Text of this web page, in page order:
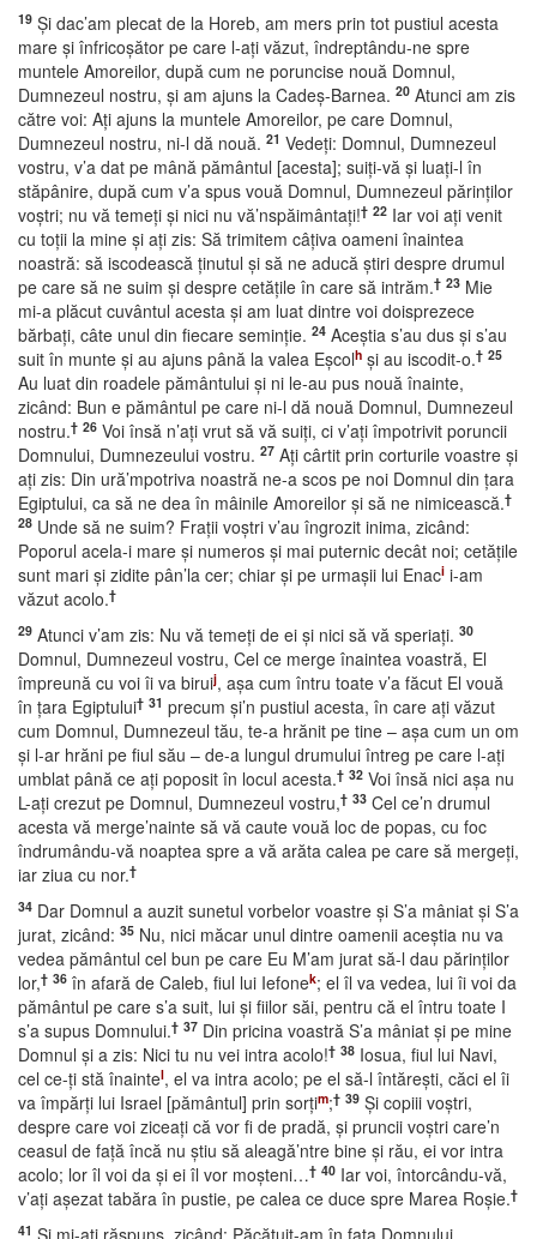
19 Şi dac’am plecat de la Horeb, am mers prin tot pustiul acesta
mare şi înfricoşător pe care l-aţi văzut, îndreptându-ne spre
muntele Amoreilor, după cum ne poruncise nouă Domnul,
Dumnezeul nostru, şi am ajuns la Cadeş-Barnea. 20 Atunci am zis
către voi: Aţi ajuns la muntele Amoreilor, pe care Domnul,
Dumnezeul nostru, ni-l dă nouă. 21 Vedeţi: Domnul, Dumnezeul
vostru, v’a dat pe mână pământul [acesta]; suiţi-vă şi luaţi-l în
stăpânire, după cum v’a spus vouă Domnul, Dumnezeul părinţilor
voştri; nu vă temeţi şi nici nu vă’nspăimântaţi!† 22 Iar voi aţi venit
cu toţii la mine şi aţi zis: Să trimitem câţiva oameni înaintea
noastră: să iscodească ţinutul şi să ne aducă ştiri despre drumul
pe care să ne suim şi despre cetăţile în care să intrăm.† 23 Mie
mi-a plăcut cuvântul acesta şi am luat dintre voi doisprezece
bărbaţi, câte unul din fiecare seminţie. 24 Aceştia s’au dus şi s’au
suit în munte şi au ajuns până la valea Eşcolh şi au iscodit-o.† 25
Au luat din roadele pământului şi ni le-au pus nouă înainte,
zicând: Bun e pământul pe care ni-l dă nouă Domnul, Dumnezeul
nostru.† 26 Voi însă n’aţi vrut să vă suiţi, ci v’aţi împotrivit poruncii
Domnului, Dumnezeului vostru. 27 Aţi cârtit prin corturile voastre şi
aţi zis: Din ură’mpotriva noastră ne-a scos pe noi Domnul din ţara
Egiptului, ca să ne dea în mâinile Amoreilor şi să ne nimicească.†
28 Unde să ne suim? Fraţii voştri v’au îngrozit inima, zicând:
Poporul acela-i mare şi numeros şi mai puternic decât noi; cetăţile
sunt mari şi zidite pân’la cer; chiar şi pe urmaşii lui Enaci i-am
văzut acolo.†
29 Atunci v’am zis: Nu vă temeţi de ei şi nici să vă speriaţi. 30
Domnul, Dumnezeul vostru, Cel ce merge înaintea voastră, El
împreună cu voi îi va biruij, aşa cum întru toate v’a făcut El vouă
în ţara Egiptului† 31 precum şi’n pustiul acesta, în care aţi văzut
cum Domnul, Dumnezeul tău, te-a hrănit pe tine – aşa cum un om
şi l-ar hrăni pe fiul său – de-a lungul drumului întreg pe care l-aţi
umblat până ce aţi poposit în locul acesta.† 32 Voi însă nici aşa nu
L-aţi crezut pe Domnul, Dumnezeul vostru,† 33 Cel ce’n drumul
acesta vă merge’nainte să vă caute vouă loc de popas, cu foc
îndrumându-vă noaptea spre a vă arăta calea pe care să mergeţi,
iar ziua cu nor.†
34 Dar Domnul a auzit sunetul vorbelor voastre şi S’a mâniat şi S’a
jurat, zicând: 35 Nu, nici măcar unul dintre oamenii aceştia nu va
vedea pământul cel bun pe care Eu M’am jurat să-l dau părinţilor
lor,† 36 în afară de Caleb, fiul lui Iefonek; el îl va vedea, lui îi voi da
pământul pe care s’a suit, lui şi fiilor săi, pentru că el întru toate I
s’a supus Domnului.† 37 Din pricina voastră S’a mâniat şi pe mine
Domnul şi a zis: Nici tu nu vei intra acolo!† 38 Iosua, fiul lui Navi,
cel ce-ţi stă înaintel, el va intra acolo; pe el să-l întăreşti, căci el îi
va împărţi lui Israel [pământul] prin sorţim;† 39 Şi copiii voştri,
despre care voi ziceaţi că vor fi de pradă, şi pruncii voştri care’n
ceasul de faţă încă nu ştiu să aleagă’ntre bine şi rău, ei vor intra
acolo; lor îl voi da şi ei îl vor moşteni…† 40 Iar voi, întorcându-vă,
v’aţi aşezat tabăra în pustie, pe calea ce duce spre Marea Roşie.†
41 Şi mi-aţi răspuns, zicând: Păcătuit-am în faţa Domnului,